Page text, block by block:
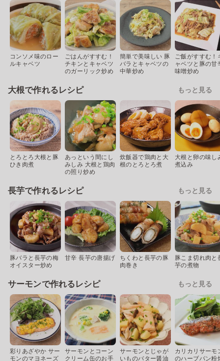
コンソメ味のロー
ルキャベツ
ごはんがすすむ！
チキンとキャベツ
のガーリック炒め
簡単で美味しい 豚
バラとキャベツの
中華炒め
ご飯がすすむ！
ャベツと豚の甘
味噌炒め
大根で作れるレシピ もっと見る
とろとろ大根と豚
ひき肉煮
あっという間にし
みしみ 大根と鶏肉
の照り炒め
炊飯器で鶏肉と大
根のとろとろ煮
大根と卵の味し
煮込み
長芋で作れるレシピ もっと見る
豚バラと長芋の梅
オイスター炒め
甘辛 長芋の唐揚げ
ちくわと長芋の豚
肉巻き
豚こま切れ肉と
芋の煮物
サーモンで作れるレシピ もっと見る
彩りあざやか サー
モンのマヨネーズ
サーモンとコーン
クリーム缶のお手
サーモンとじゃが
いものバター醤油
カリカリサーモ
のハーブパン粉